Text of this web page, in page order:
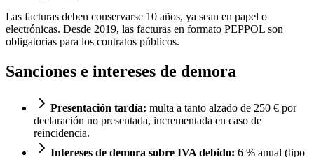
Las facturas deben conservarse 10 años, ya sean en papel o
electrónicas. Desde 2019, las facturas en formato PEPPOL son
obligatorias para los contratos públicos.
Sanciones e intereses de demora
Presentación tardía: multa a tanto alzado de 250 € por
declaración no presentada, incrementada en caso de
reincidencia.
Intereses de demora sobre IVA debido: 6 % anual (tipo